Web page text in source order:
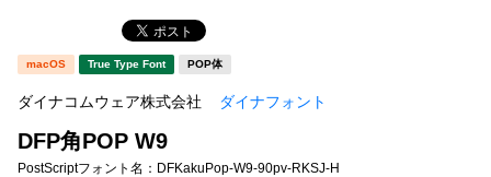
新着一覧
カート
タイプフェイス
明朝体
宋朝体 清朝体
macOS True Type Font POP体
ダイナコムウェア株式会社 ダイナフォント
DFP角POP W9
PostScriptフォント名： DFKakuPop-W9-90pv-RKSJ-H